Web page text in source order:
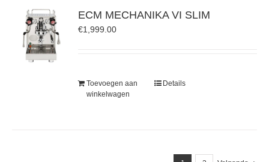
ECM MECHANIKA VI SLIM
€1,999.00
Toevoegen aan
winkelwagen
Details